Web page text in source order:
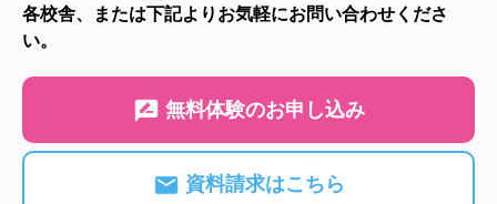
各校舎、または下記よりお気軽にお問い合わせくださ
い。
無料体験のお申し込み
資料請求はこちら